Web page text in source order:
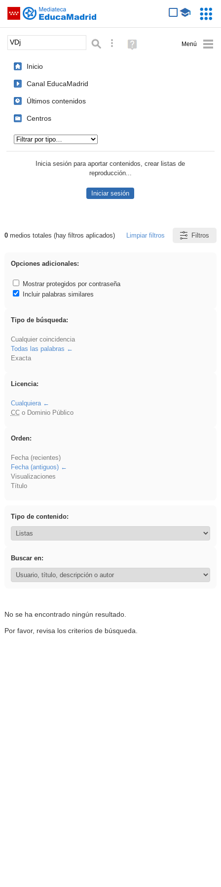
Saltar navegación
Palabra o frase: Búsqueda avanzada
Ayuda
(en
Inicio
Canal EducaMadrid
Últimos contenidos
Centros
Inicia sesión para aportar contenidos, crear listas de
reproducción...
Iniciar sesión
Resultados de: VDj
0medios totales (hay filtros aplicados) Limpiar filtros Filtros
Opciones adicionales:
Mostrar protegidos por contraseña
Incluir palabras similares
Tipo de búsqueda:
Cualquier coincidencia
Todas las palabras
Exacta
Licencia:
Cualquiera
CCo Dominio Público
Orden:
Fecha (recientes)
Fecha (antiguos)
Visualizaciones
Título
Tipo de contenido:
Buscar en:
No se ha encontrado ningún resultado.
Por favor, revisa los criterios de búsqueda.